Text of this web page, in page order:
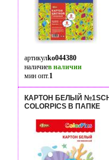
артикулko044380
наличиев наличии
мин опт.1
КАРТОН БЕЛЫЙ
COLORPICS В ПАПКЕ